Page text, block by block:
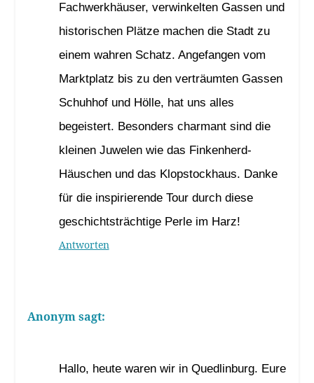
Fachwerkhäuser, verwinkelten Gassen und
historischen Plätze machen die Stadt zu
einem wahren Schatz. Angefangen vom
Marktplatz bis zu den verträumten Gassen
Schuhhof und Hölle, hat uns alles
begeistert. Besonders charmant sind die
kleinen Juwelen wie das Finkenherd-
Häuschen und das Klopstockhaus. Danke
für die inspirierende Tour durch diese
geschichtsträchtige Perle im Harz!
Antworten
Anonym sagt:
Hallo, heute waren wir in Quedlinburg. Eure